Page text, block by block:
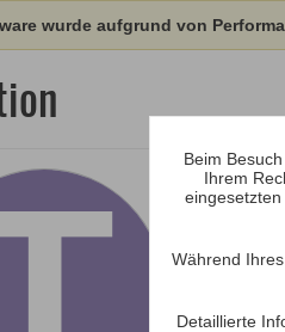
wurde aufgrund von
Beim
Ihrem
Während
Detaillierte